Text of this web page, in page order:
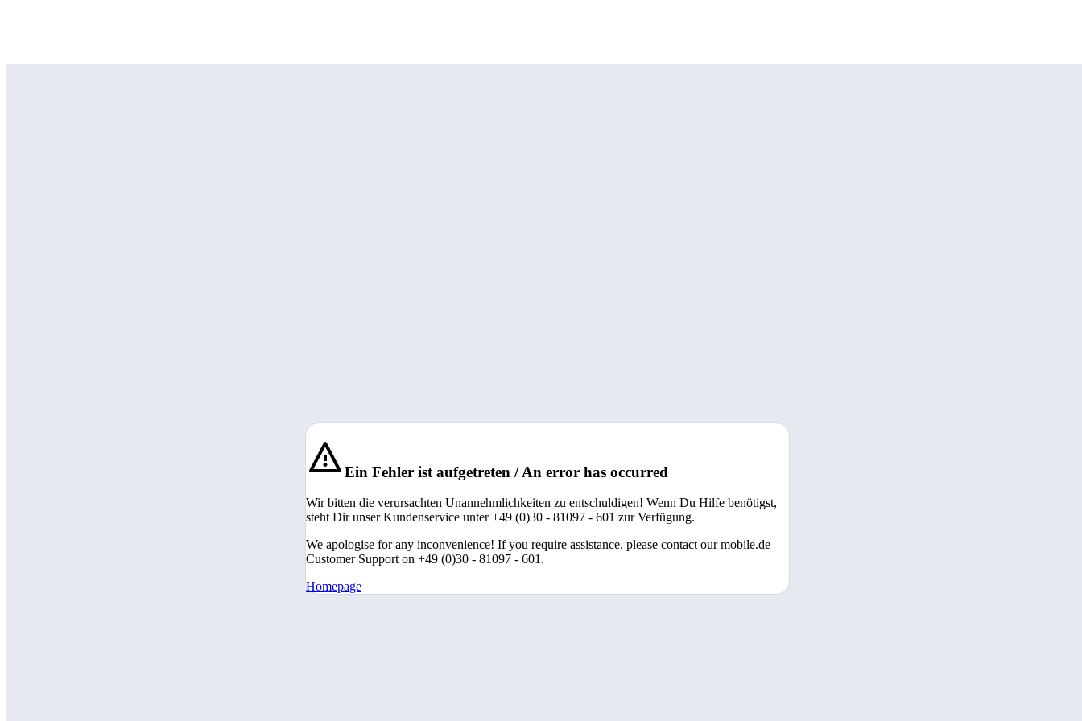
Ein Fehler ist aufgetreten / An error has occurred
Wir bitten die verursachten Unannehmlichkeiten zu entschuldigen! Wenn Du Hilfe benötigst,
steht Dir unser Kundenservice unter +49 (0)30 - 81097 - 601 zur Verfügung.
We apologise for any inconvenience! If you require assistance, please contact our mobile.de
Customer Support on +49 (0)30 - 81097 - 601.
Homepage